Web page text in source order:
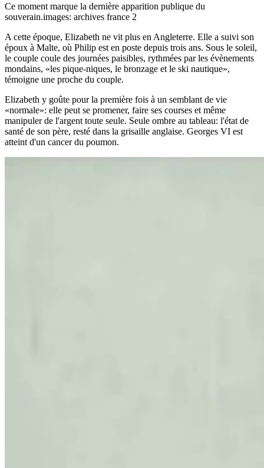
Ce moment marque la dernière apparition publique du
souverain.images: archives france 2
A cette époque, Elizabeth ne vit plus en Angleterre. Elle a suivi son
époux à Malte, où Philip est en poste depuis trois ans. Sous le soleil,
le couple coule des journées paisibles, rythmées par les évènements
mondains, «les pique-niques, le bronzage et le ski nautique»,
témoigne une proche du couple.
Elizabeth y goûte pour la première fois à un semblant de vie
«normale»: elle peut se promener, faire ses courses et même
manipuler de l'argent toute seule. Seule ombre au tableau: l'état de
santé de son père, resté dans la grisaille anglaise. Georges VI est
atteint d'un cancer du poumon.